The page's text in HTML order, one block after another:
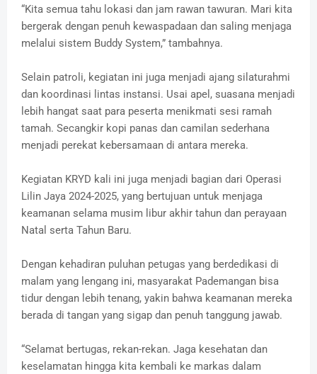
“Kita semua tahu lokasi dan jam rawan tawuran. Mari kita
bergerak dengan penuh kewaspadaan dan saling menjaga
melalui sistem Buddy System,” tambahnya.
Selain patroli, kegiatan ini juga menjadi ajang silaturahmi
dan koordinasi lintas instansi. Usai apel, suasana menjadi
lebih hangat saat para peserta menikmati sesi ramah
tamah. Secangkir kopi panas dan camilan sederhana
menjadi perekat kebersamaan di antara mereka.
Kegiatan KRYD kali ini juga menjadi bagian dari Operasi
Lilin Jaya 2024-2025, yang bertujuan untuk menjaga
keamanan selama musim libur akhir tahun dan perayaan
Natal serta Tahun Baru.
Dengan kehadiran puluhan petugas yang berdedikasi di
malam yang lengang ini, masyarakat Pademangan bisa
tidur dengan lebih tenang, yakin bahwa keamanan mereka
berada di tangan yang sigap dan penuh tanggung jawab.
“Selamat bertugas, rekan-rekan. Jaga kesehatan dan
keselamatan hingga kita kembali ke markas dalam